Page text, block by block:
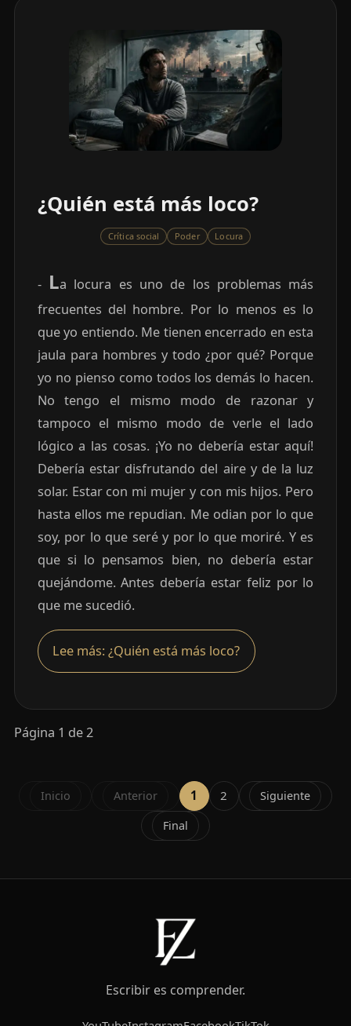
¿Quién está más loco?
Crítica social Poder Locura
- La locura es uno de los problemas más
frecuentes del hombre. Por lo menos es lo
que yo entiendo. Me tienen encerrado en esta
jaula para hombres y todo ¿por qué? Porque
yo no pienso como todos los demás lo hacen.
No tengo el mismo modo de razonar y
tampoco el mismo modo de verle el lado
lógico a las cosas. ¡Yo no debería estar aquí!
Debería estar disfrutando del aire y de la luz
solar. Estar con mi mujer y con mis hijos. Pero
hasta ellos me repudian. Me odian por lo que
soy, por lo que seré y por lo que moriré. Y es
que si lo pensamos bien, no debería estar
quejándome. Antes debería estar feliz por lo
que me sucedió.
Lee más: ¿Quién está más loco?
Página 1 de 2
1 2
Escribir es comprender.